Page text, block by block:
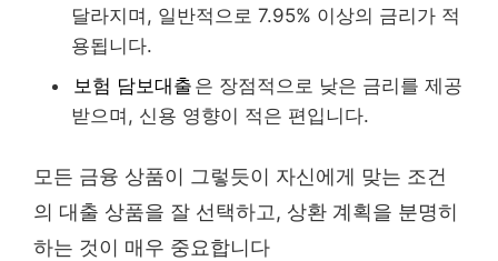
달라지며, 일반적으로 7.95% 이상의 금리가 적
용됩니다.
보험 담보대출 은 장점적으로 낮은 금리를 제공
받으며, 신용 영향이 적은 편입니다.
모든 금융 상품이 그렇듯이 자신에게 맞는 조건
의 대출 상품을 잘 선택하고, 상환 계획을 분명히
하는 것이 매우 중요합니다